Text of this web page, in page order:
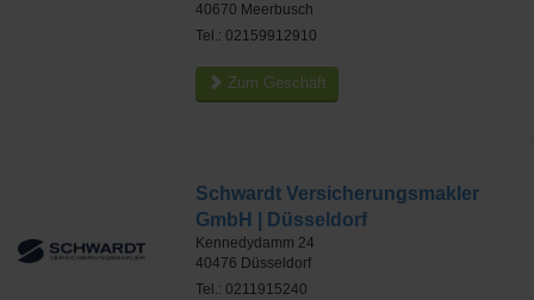
40670 Meerbusch
Tel.: 02159912910
Zum Geschäft
Schwardt Versicherungsmakler
GmbH | Düsseldorf
Kennedydamm 24
40476 Düsseldorf
Tel.: 0211915240